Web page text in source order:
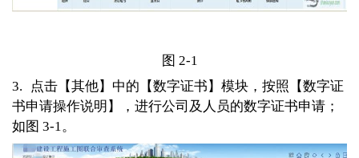
图 2-1
3.
点击【其他】中的【数字证书】模块，按照【数字证
书申请操作说明】，进行公司及人员的数字证书申请；
如图 3-1。